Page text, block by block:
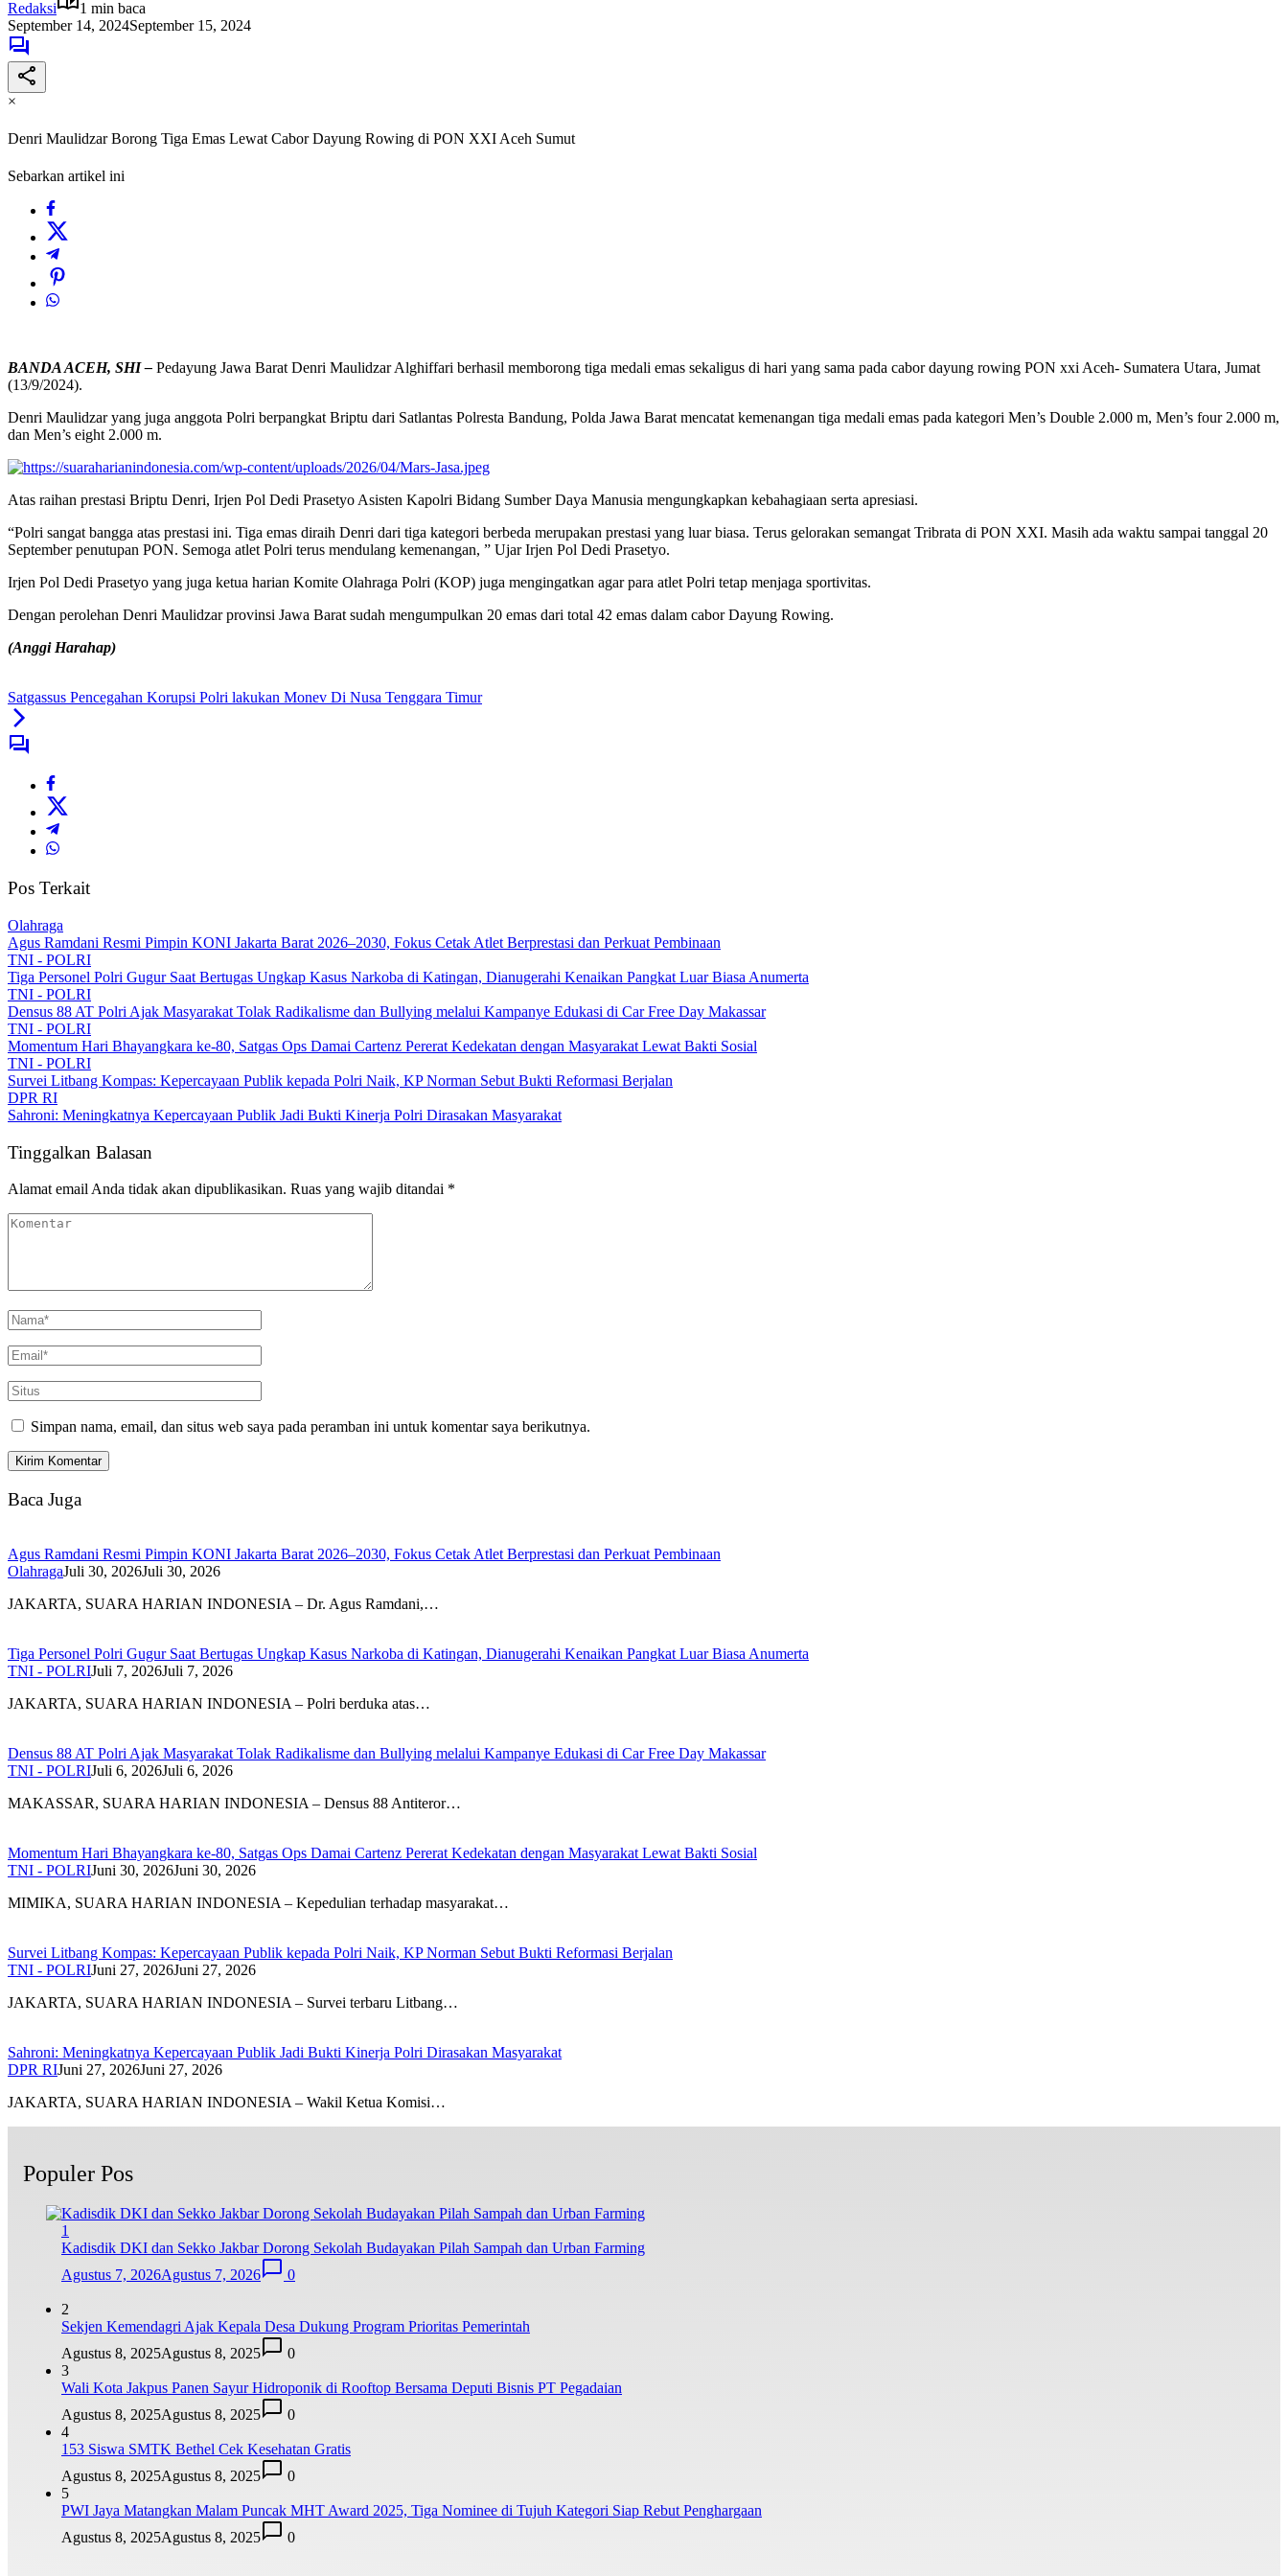
Redaksi
1 min baca
September 14, 2024September 15, 2024
×
Denri Maulidzar Borong Tiga Emas Lewat Cabor Dayung Rowing di PON XXI Aceh Sumut
Sebarkan artikel ini
BANDA ACEH, SHI – Pedayung Jawa Barat Denri Maulidzar Alghiffari berhasil memborong tiga medali emas sekaligus di hari yang sama pada cabor dayung rowing PON xxi Aceh- Sumatera Utara, Jumat
(13/9/2024).
Denri Maulidzar yang juga anggota Polri berpangkat Briptu dari Satlantas Polresta Bandung, Polda Jawa Barat mencatat kemenangan tiga medali emas pada kategori Men’s Double 2.000 m, Men’s four 2.000 m,
dan Men’s eight 2.000 m.
Atas raihan prestasi Briptu Denri, Irjen Pol Dedi Prasetyo Asisten Kapolri Bidang Sumber Daya Manusia mengungkapkan kebahagiaan serta apresiasi.
“Polri sangat bangga atas prestasi ini. Tiga emas diraih Denri dari tiga kategori berbeda merupakan prestasi yang luar biasa. Terus gelorakan semangat Tribrata di PON XXI. Masih ada waktu sampai tanggal 20
September penutupan PON. Semoga atlet Polri terus mendulang kemenangan, ” Ujar Irjen Pol Dedi Prasetyo.
Irjen Pol Dedi Prasetyo yang juga ketua harian Komite Olahraga Polri (KOP) juga mengingatkan agar para atlet Polri tetap menjaga sportivitas.
Dengan perolehan Denri Maulidzar provinsi Jawa Barat sudah mengumpulkan 20 emas dari total 42 emas dalam cabor Dayung Rowing.
(Anggi Harahap)
Satgassus Pencegahan Korupsi Polri lakukan Monev Di Nusa Tenggara Timur
Pos Terkait
Olahraga
Agus Ramdani Resmi Pimpin KONI Jakarta Barat 2026–2030, Fokus Cetak Atlet Berprestasi dan Perkuat Pembinaan
TNI - POLRI
Tiga Personel Polri Gugur Saat Bertugas Ungkap Kasus Narkoba di Katingan, Dianugerahi Kenaikan Pangkat Luar Biasa Anumerta
TNI - POLRI
Densus 88 AT Polri Ajak Masyarakat Tolak Radikalisme dan Bullying melalui Kampanye Edukasi di Car Free Day Makassar
TNI - POLRI
Momentum Hari Bhayangkara ke-80, Satgas Ops Damai Cartenz Pererat Kedekatan dengan Masyarakat Lewat Bakti Sosial
TNI - POLRI
Survei Litbang Kompas: Kepercayaan Publik kepada Polri Naik, KP Norman Sebut Bukti Reformasi Berjalan
DPR RI
Sahroni: Meningkatnya Kepercayaan Publik Jadi Bukti Kinerja Polri Dirasakan Masyarakat
Tinggalkan Balasan
Alamat email Anda tidak akan dipublikasikan. Ruas yang wajib ditandai *
Simpan nama, email, dan situs web saya pada peramban ini untuk komentar saya berikutnya.
Baca Juga
Agus Ramdani Resmi Pimpin KONI Jakarta Barat 2026–2030, Fokus Cetak Atlet Berprestasi dan Perkuat Pembinaan
OlahragaJuli 30, 2026Juli 30, 2026
JAKARTA, SUARA HARIAN INDONESIA – Dr. Agus Ramdani,…
Tiga Personel Polri Gugur Saat Bertugas Ungkap Kasus Narkoba di Katingan, Dianugerahi Kenaikan Pangkat Luar Biasa Anumerta
TNI - POLRIJuli 7, 2026Juli 7, 2026
JAKARTA, SUARA HARIAN INDONESIA – Polri berduka atas…
Densus 88 AT Polri Ajak Masyarakat Tolak Radikalisme dan Bullying melalui Kampanye Edukasi di Car Free Day Makassar
TNI - POLRIJuli 6, 2026Juli 6, 2026
MAKASSAR, SUARA HARIAN INDONESIA – Densus 88 Antiteror…
Momentum Hari Bhayangkara ke-80, Satgas Ops Damai Cartenz Pererat Kedekatan dengan Masyarakat Lewat Bakti Sosial
TNI - POLRIJuni 30, 2026Juni 30, 2026
MIMIKA, SUARA HARIAN INDONESIA – Kepedulian terhadap masyarakat…
Survei Litbang Kompas: Kepercayaan Publik kepada Polri Naik, KP Norman Sebut Bukti Reformasi Berjalan
TNI - POLRIJuni 27, 2026Juni 27, 2026
JAKARTA, SUARA HARIAN INDONESIA – Survei terbaru Litbang…
Sahroni: Meningkatnya Kepercayaan Publik Jadi Bukti Kinerja Polri Dirasakan Masyarakat
DPR RIJuni 27, 2026Juni 27, 2026
JAKARTA, SUARA HARIAN INDONESIA – Wakil Ketua Komisi…
Populer Pos
1
Kadisdik DKI dan Sekko Jakbar Dorong Sekolah Budayakan Pilah Sampah dan Urban Farming
Agustus 7, 2026Agustus 7, 2026 0
2
Sekjen Kemendagri Ajak Kepala Desa Dukung Program Prioritas Pemerintah
Agustus 8, 2025Agustus 8, 2025
0
3
Wali Kota Jakpus Panen Sayur Hidroponik di Rooftop Bersama Deputi Bisnis PT Pegadaian
Agustus 8, 2025Agustus 8, 2025
0
4
153 Siswa SMTK Bethel Cek Kesehatan Gratis
Agustus 8, 2025Agustus 8, 2025
0
5
PWI Jaya Matangkan Malam Puncak MHT Award 2025, Tiga Nominee di Tujuh Kategori Siap Rebut Penghargaan
Agustus 8, 2025Agustus 8, 2025 0